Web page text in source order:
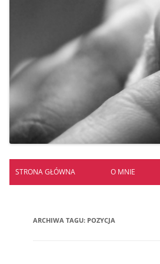
STRONA GŁÓWNA O MNIE
ARCHIWA TAGU: POZYCJA